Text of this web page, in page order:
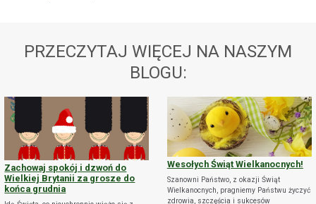
PRZECZYTAJ WIĘCEJ NA NASZYM
BLOGU:
Zachowaj spokój i dzwoń do
Wielkiej Brytanii za grosze do
końca grudnia
Wesołych Świąt Wielkanocnych!
Szanowni Państwo, z okazji Świąt
Wielkanocnych, pragniemy Państwu życzyć
zdrowia, szczęścia i sukcesów